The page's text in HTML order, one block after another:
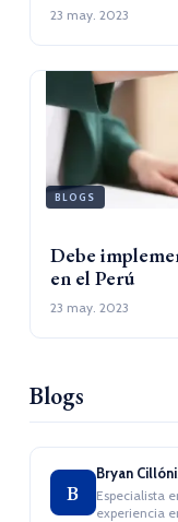
23 may. 2023
BLOGS
Debe
en el Perú
23 may. 2023
Blogs
B
Bryan
Especialista
experiencia